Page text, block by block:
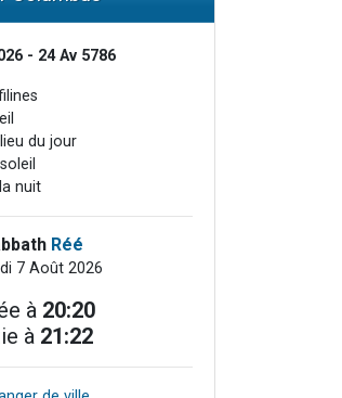
- 24 Av 5786
du jour
nuit
Réé
7 Août 2026
à 20:20
à 21:22